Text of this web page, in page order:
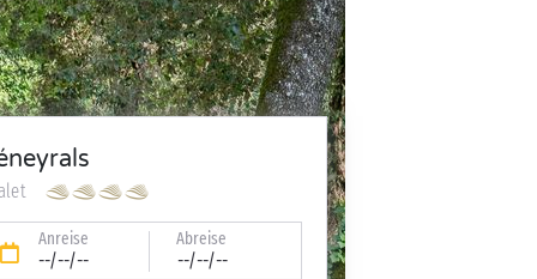
Anreise
--/--/--
Abreise
--/--/--